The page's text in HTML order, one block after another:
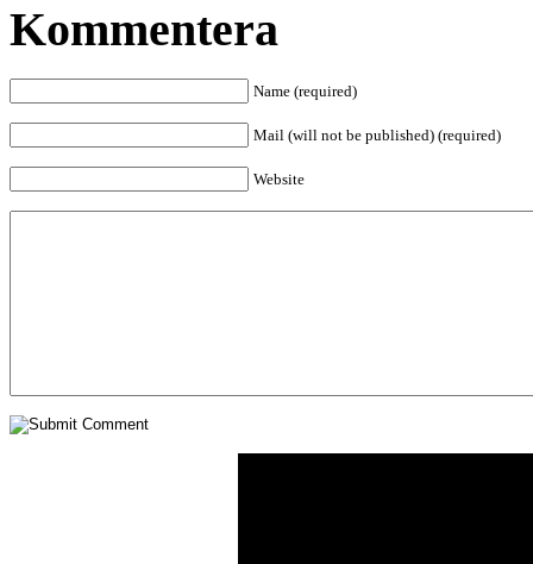
Kommentera
Name (required)
Mail (will not be published) (required)
Website